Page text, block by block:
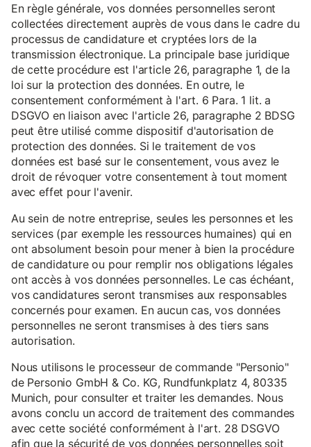
En règle générale, vos données personnelles seront
collectées directement auprès de vous dans le cadre du
processus de candidature et cryptées lors de la
transmission électronique. La principale base juridique
de cette procédure est l'article 26, paragraphe 1, de la
loi sur la protection des données. En outre, le
consentement conformément à l'art. 6 Para. 1 lit. a
DSGVO en liaison avec l'article 26, paragraphe 2 BDSG
peut être utilisé comme dispositif d'autorisation de
protection des données. Si le traitement de vos
données est basé sur le consentement, vous avez le
droit de révoquer votre consentement à tout moment
avec effet pour l'avenir.
Au sein de notre entreprise, seules les personnes et les
services (par exemple les ressources humaines) qui en
ont absolument besoin pour mener à bien la procédure
de candidature ou pour remplir nos obligations légales
ont accès à vos données personnelles. Le cas échéant,
vos candidatures seront transmises aux responsables
concernés pour examen. En aucun cas, vos données
personnelles ne seront transmises à des tiers sans
autorisation.
Nous utilisons le processeur de commande "Personio"
de Personio GmbH & Co. KG, Rundfunkplatz 4, 80335
Munich, pour consulter et traiter les demandes. Nous
avons conclu un accord de traitement des commandes
avec cette société conformément à l'art. 28 DSGVO
afin que la sécurité de vos données personnelles soit